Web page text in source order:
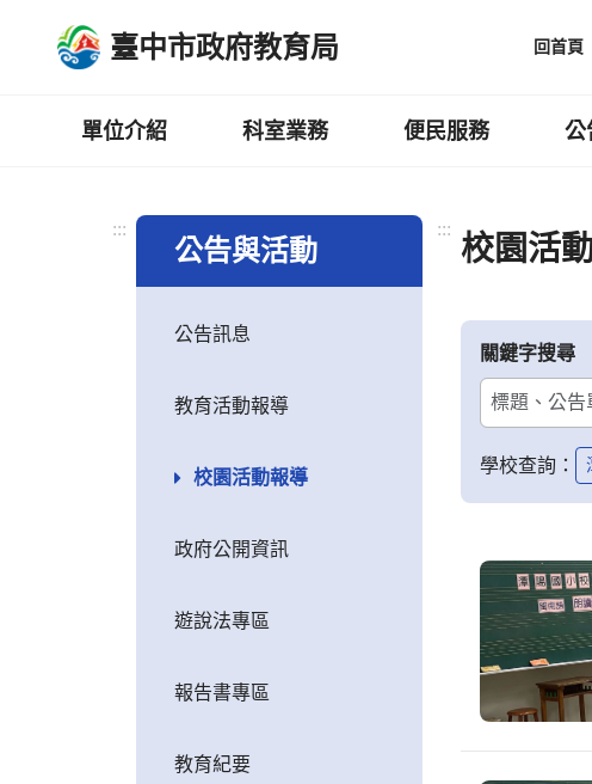
臺中市政府教育局 回首頁
單位介紹 科室業務 便民服務 公
:::
公告與活動
公告訊息
教育活動報導
校園活動報導
政府公開資訊
遊說法專區
報告書專區
教育紀要
:::
校園活
關鍵字搜尋
學校查詢：